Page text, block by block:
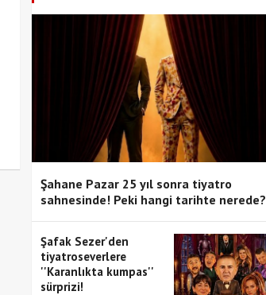
Şahane Pazar 25 yıl sonra tiyatro
sahnesinde! Peki hangi tarihte nerede?
Şafak Sezer'den
tiyatroseverlere
''Karanlıkta kumpas''
sürprizi!